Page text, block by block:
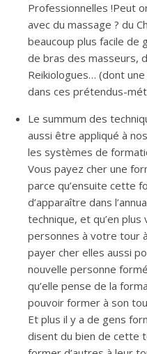
Professionnelles !Peut
avec du massage ? du
beaucoup plus facile de
de bras des masseurs,
Reikiologues… (dont
dans ces prétendus-
Le summum des
aussi être appliqué à
les systèmes de
Vous payez cher une
parce qu’ensuite cette
d’apparaître dans
technique, et qu’en
personnes à votre tour
payer cher elles aussi
nouvelle personne
qu’elle pense de la
pouvoir former à son
Et plus il y a de gens
disent du bien de cette